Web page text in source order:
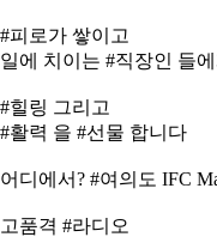
#피로가 쌓이고
일에 치이는 #직장인 들에
#힐링 그리고
#활력 을 #선물 합니다
어디에서? #여의도 IFC
고품격 #라디오